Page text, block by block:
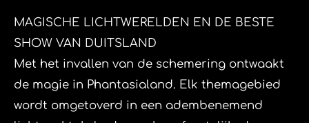
​MAGISCHE LICHTWERELDEN EN DE BESTE
SHOW VAN DUITSLAND
​Met het invallen van de schemering ontwaakt
de magie in Phantasialand. Elk themagebied
wordt omgetoverd in een adembenemend